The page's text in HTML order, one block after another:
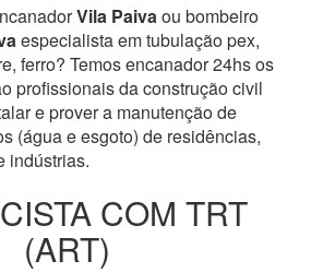
Vila Paivaou bombeiro
especialista em tubulação pex,
ferro? Temos encanador 24hs os
profissionais da construção civil
e prover a manutenção de
(água e esgoto) de residências,
indústrias.
COM TRT
(ART)